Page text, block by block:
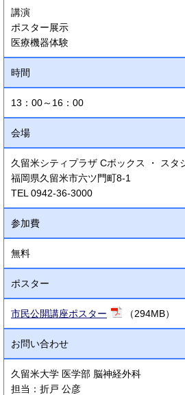
講演
ポスター展示
医療機器体験
時間
13：00～16：00
会場
久留米シティプラザ Cボックス ・ スタ
福岡県久留米市六ツ門町8-1
TEL 0942-36-3000
参加費
無料
ポスター
市民公開講座ポスター （294MB）
お問い合わせ
久留米大学 医学部 脳神経外科
担当：折戸 公彦